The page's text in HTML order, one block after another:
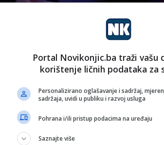
postupajući po navedenim saznanjima, a
i Naredbi Kantonalnog suda u Sarajevu
iz Sarajeva i izvršen je pretres objekta
predmeti koji će biti korišteni u dokazivanju
u službene prostorije Federalne uprave
roku, uz Izvještaj o počinjenom
Kantona Sarajevo.
Portal Novikonjic.ba traži vašu
korištenje ličnih podataka za
Personalizirano oglašavanje i sadržaj,
sadržaja, uvidi u publiku i razvoj usluga
Pohrana i/ili pristup podacima na uređaju
Saznajte više